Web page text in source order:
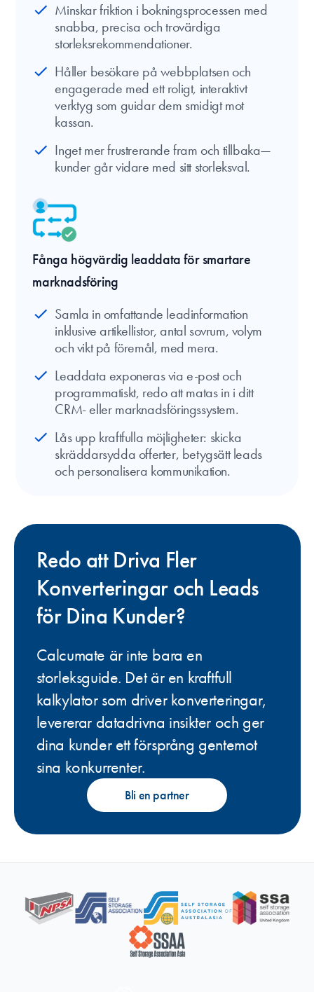
Minskar friktion i bokningsprocessen med
snabba, precisa och trovärdiga
storleksrekommendationer.
Håller besökare på webbplatsen och
engagerade med ett roligt, interaktivt
verktyg som guidar dem smidigt mot
kassan.
Inget mer frustrerande fram och tillbaka—
kunder går vidare med sitt storleksval.
Fånga högvärdig leaddata för smartare
marknadsföring
Samla in omfattande leadinformation
inklusive artikellistor, antal sovrum, volym
och vikt på föremål, med mera.
Leaddata exponeras via e-post och
programmatiskt, redo att matas in i ditt
CRM- eller marknadsföringssystem.
Lås upp kraftfulla möjligheter: skicka
skräddarsydda offerter, betygsätt leads
och personalisera kommunikation.
Redo att Driva Fler
Konverteringar och Leads
för Dina Kunder?
Calcumate är inte bara en
storleksguide. Det är en kraftfull
kalkylator som driver konverteringar,
levererar datadrivna insikter och ger
dina kunder ett försprång gentemot
sina konkurrenter.
Bli en partner